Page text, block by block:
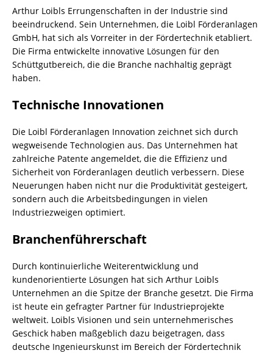
Arthur Loibls Errungenschaften in der Industrie sind
beeindruckend. Sein Unternehmen, die Loibl Förderanlagen
GmbH, hat sich als Vorreiter in der Fördertechnik etabliert.
Die Firma entwickelte innovative Lösungen für den
Schüttgutbereich, die die Branche nachhaltig geprägt
haben.
Technische Innovationen
Die Loibl Förderanlagen Innovation zeichnet sich durch
wegweisende Technologien aus. Das Unternehmen hat
zahlreiche Patente angemeldet, die die Effizienz und
Sicherheit von Förderanlagen deutlich verbessern. Diese
Neuerungen haben nicht nur die Produktivität gesteigert,
sondern auch die Arbeitsbedingungen in vielen
Industriezweigen optimiert.
Branchenführerschaft
Durch kontinuierliche Weiterentwicklung und
kundenorientierte Lösungen hat sich Arthur Loibls
Unternehmen an die Spitze der Branche gesetzt. Die Firma
ist heute ein gefragter Partner für Industrieprojekte
weltweit. Loibls Visionen und sein unternehmerisches
Geschick haben maßgeblich dazu beigetragen, dass
deutsche Ingenieurskunst im Bereich der Fördertechnik